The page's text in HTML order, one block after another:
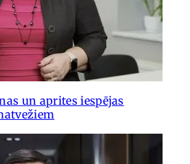
un aprites iespējas